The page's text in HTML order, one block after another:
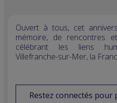
Ouvert à tous, cet
mémoire, de rencontres
célébrant les liens
Villefranche-sur-Mer, la
Restez connectés